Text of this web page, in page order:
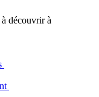
découvrir à